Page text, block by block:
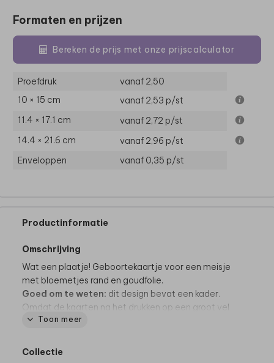
Formaten en prijzen
Bereken de prijs met onze prijscalculator
Proefdruk
vanaf 2,50
10 × 15 cm
vanaf 2,53 p/st
11.4 × 17.1 cm
vanaf 2,72 p/st
14.4 × 21.6 cm
vanaf 2,96 p/st
Enveloppen
vanaf 0,35 p/st
Productinformatie
Omschrijving
Wat een plaatje! Geboortekaartje voor een meisje
met bloemetjes rand en goudfolie.
Goed om te weten: dit design bevat een kader.
Omdat de kaarten na het drukken op een groot vel
pas worden uitgesneden op het juiste formaat, kan
Dit gaat slechts om een paar millimeter, maar we
Toon meer
Collectie